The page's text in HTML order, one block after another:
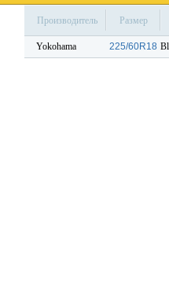
Производитель Размер
Yokohama 225/60R18